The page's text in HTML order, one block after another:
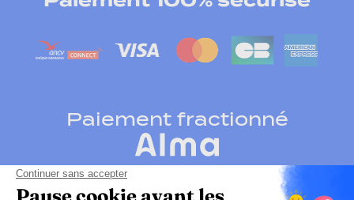
Paiement fractionné